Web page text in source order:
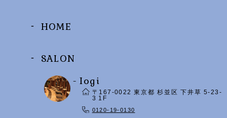
HOME
SALON
- Iogi
〒167-0022 東京都 杉並区 下井草 5-23-
3 1F
0120-19-0130